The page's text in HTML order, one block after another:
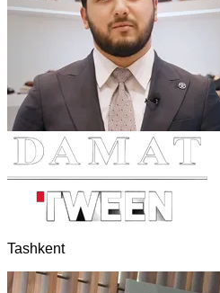
Tashkent